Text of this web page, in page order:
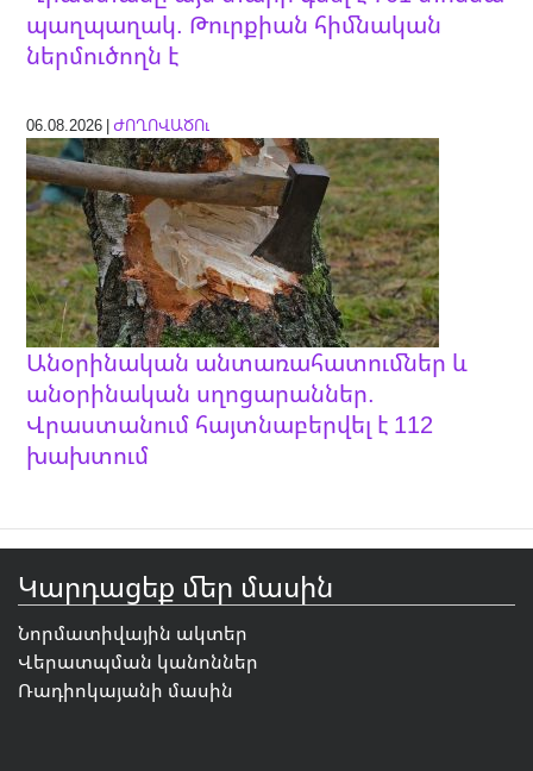
պաղպաղակ. Թուրքիան հիմնական
ներմուծողն է
06.08.2026 |ԺՈՂՈՎԱԾՈւ
Անօրինական անտառահատումներ և
անօրինական սղոցարաններ.
Վրաստանում հայտնաբերվել է 112
խախտում
Կարդացեք մեր մասին
Նորմատիվային ակտեր
Վերատպման կանոններ
Ռադիոկայանի մասին